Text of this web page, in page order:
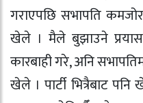
गराएपछि सभापति
खेले । मैले बुझाउने
कारबाही गरे, अनि
खेले । पार्टी भित्रैबाट